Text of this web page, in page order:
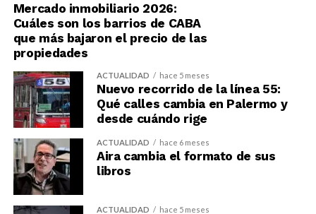
Mercado inmobiliario 2026:
Cuáles son los barrios de CABA
que más bajaron el precio de las
propiedades
ACTUALIDAD hace 5 meses
Nuevo recorrido de la línea 55:
Qué calles cambia en Palermo y
desde cuándo rige
ACTUALIDAD hace 6 meses
Aira cambia el formato de sus
libros
ACTUALIDAD hace 5 meses